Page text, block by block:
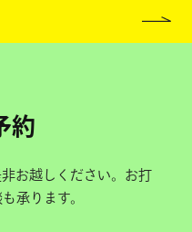
約
お越しください。お打
承ります。